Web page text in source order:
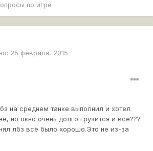
по игре
25 февраля, 2015
на среднем танке выполнил и хотел
но окно очень долго грузится и всё???
лбз всё было хорошо.Это не из-за